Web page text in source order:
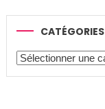
CATÉGORIES
Catégories